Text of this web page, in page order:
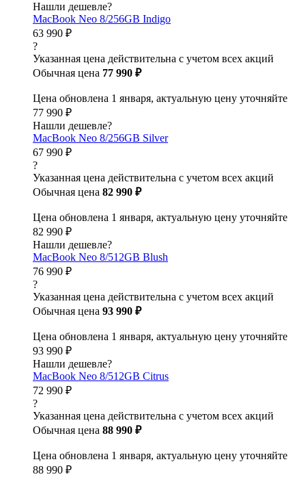
Нашли дешевле?
MacBook Neo 8/256GB Indigo
63 990 ₽
?
Указанная цена действительна с учетом всех акций
Обычная цена 77 990 ₽
Цена обновлена 1 января, актуальную цену уточняйте
77 990 ₽
Нашли дешевле?
MacBook Neo 8/256GB Silver
67 990 ₽
?
Указанная цена действительна с учетом всех акций
Обычная цена 82 990 ₽
Цена обновлена 1 января, актуальную цену уточняйте
82 990 ₽
Нашли дешевле?
MacBook Neo 8/512GB Blush
76 990 ₽
?
Указанная цена действительна с учетом всех акций
Обычная цена 93 990 ₽
Цена обновлена 1 января, актуальную цену уточняйте
93 990 ₽
Нашли дешевле?
MacBook Neo 8/512GB Citrus
72 990 ₽
?
Указанная цена действительна с учетом всех акций
Обычная цена 88 990 ₽
Цена обновлена 1 января, актуальную цену уточняйте
88 990 ₽